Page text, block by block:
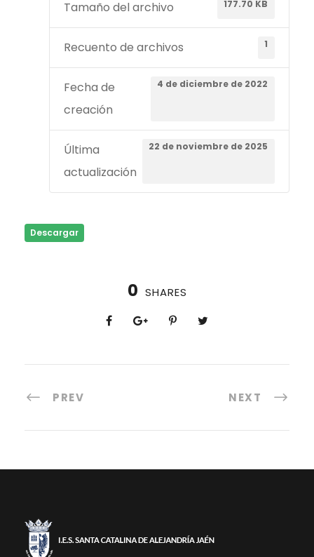
Tamaño del archivo 177.70 KB
Recuento de archivos 1
Fecha de
creación
4 de diciembre de 2022
Última
actualización
22 de noviembre de 2025
Descargar
0 SHARES
PREV NEXT